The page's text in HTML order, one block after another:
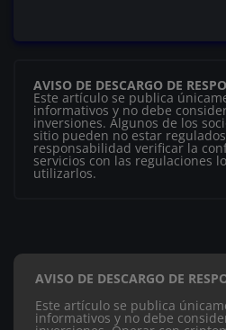
AVISO DE DESCARGO DE
Este artículo se publica
informativos y no debe
inversiones. Algunos de los
sitio pueden no estar
responsabilidad verificar la
servicios con las regulaciones
utilizarlos.
AVISO DE DESCARGO DE
Este artículo se publica
informativos y no debe